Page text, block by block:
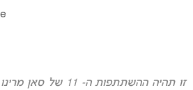
זו תהיה ההשתתפות ה-